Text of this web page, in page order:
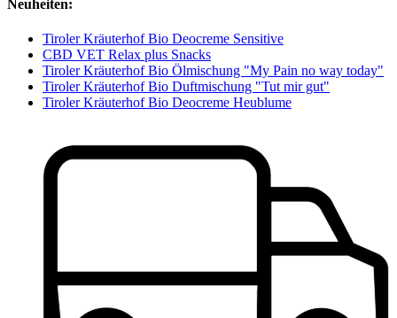
Neuheiten:
Tiroler Kräuterhof Bio Deocreme Sensitive
CBD VET Relax plus Snacks
Tiroler Kräuterhof Bio Ölmischung "My Pain no way today"
Tiroler Kräuterhof Bio Duftmischung "Tut mir gut"
Tiroler Kräuterhof Bio Deocreme Heublume